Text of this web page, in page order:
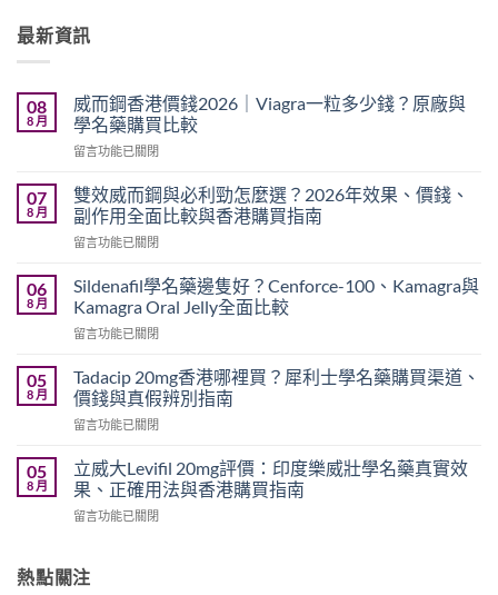
最新資訊
08
8 月
威而鋼香港價錢2026｜Viagra一粒多少錢？原廠與
學名藥購買比較
在
而
鋼
香
港
錢
2026
Viagra
粒
多
錢？
廠
與
學
購
買
留言功能已關閉
07
8 月
雙效威而鋼與必利勁怎麼選？2026年效果、價錢、
副作用全面比較與香港購買指南
在
效
而
鋼
必
利
勁
怎
選？
2026
效
錢、
留言功能已關閉
06
8 月
Sildenafil學名藥邊隻好？Cenforce-100、Kamagra與
Kamagra Oral Jelly全面比較
在
學
名
藥
邊
好？
Cenforce-
100、
Kamagra
Oral
留言功能已關閉
05
8 月
Tadacip 20mg香港哪裡買？犀利士學名藥購買渠道、
價錢與真假辨別指南
在
20mg
香
港
哪
犀
留言功能已關閉
05
8 月
立威大Levifil 20mg評價：印度樂威壯學名藥真實效
果、正確用法與香港購買指南
在
大
Levifil
留言功能已關閉
熱點關注